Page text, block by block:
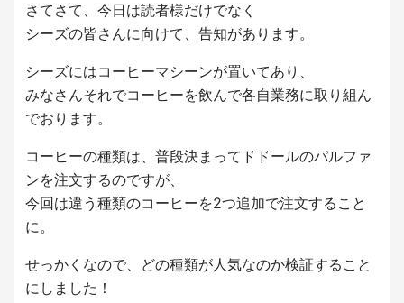
さてさて、今日は読者様だけでなく
シーズの皆さんに向けて、告知があります。
シーズにはコーヒーマシーンが置いてあり、
みなさんそれでコーヒーを飲んで各自業務に取り組ん
でおります。
コーヒーの種類は、普段決まってドドールのパルファ
ンを注文するのですが、
今回は違う種類のコーヒーを2つ追加で注文すること
に。
せっかくなので、どの種類が人気なのか検証すること
にしました！